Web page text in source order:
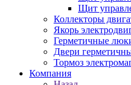
Щит
Коллекторы
Якорь
Герметичные
Двери
Тормоз
Компания